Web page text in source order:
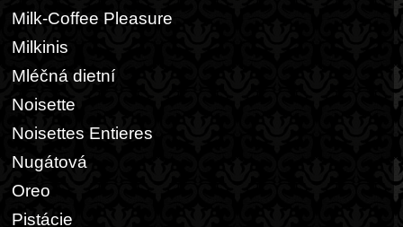
Milk-Coffee Pleasure
Milkinis
Mléčná dietní
Noisette
Noisettes Entieres
Nugátová
Oreo
Pistácie